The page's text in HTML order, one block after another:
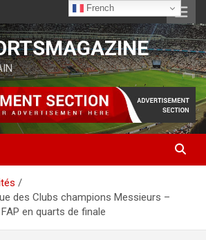
des Clubs champions Messieurs –
en quarts de finale
French